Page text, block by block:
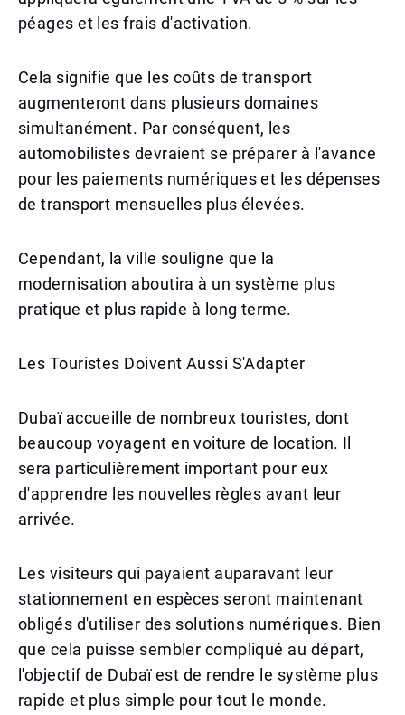
péages et les frais d'activation.
Cela signifie que les coûts de transport
augmenteront dans plusieurs domaines
simultanément. Par conséquent, les
automobilistes devraient se préparer à l'avance
pour les paiements numériques et les dépenses
de transport mensuelles plus élevées.
Cependant, la ville souligne que la
modernisation aboutira à un système plus
pratique et plus rapide à long terme.
Les Touristes Doivent Aussi S'Adapter
Dubaï accueille de nombreux touristes, dont
beaucoup voyagent en voiture de location. Il
sera particulièrement important pour eux
d'apprendre les nouvelles règles avant leur
arrivée.
Les visiteurs qui payaient auparavant leur
stationnement en espèces seront maintenant
obligés d'utiliser des solutions numériques. Bien
que cela puisse sembler compliqué au départ,
l'objectif de Dubaï est de rendre le système plus
rapide et plus simple pour tout le monde.